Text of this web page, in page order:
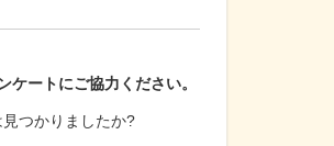
ケートにご協力ください。
つかりましたか?